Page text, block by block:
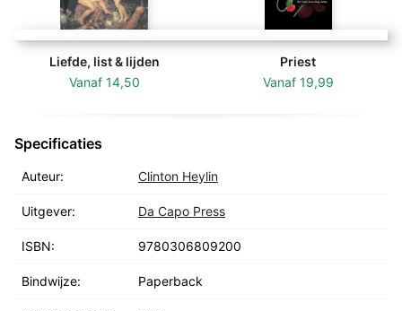
Liefde, list & lijden
Vanaf 14,50
Priest
Vanaf 19,99
Specificaties
Auteur: Clinton Heylin
Uitgever: Da Capo Press
ISBN: 9780306809200
Bindwijze: Paperback